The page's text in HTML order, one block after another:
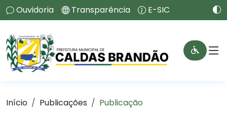
Ouvidoria Transparência E-SIC
Início Publicações Publicação